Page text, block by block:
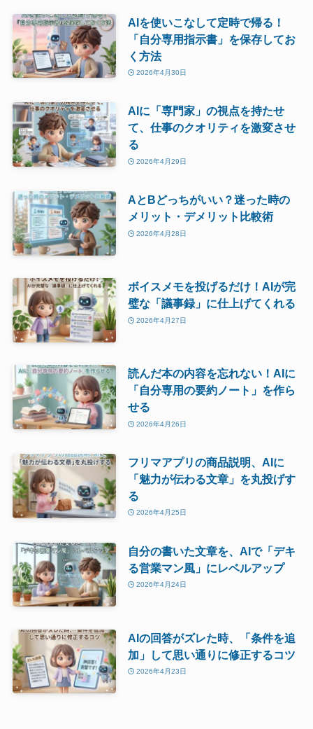
AIを使いこなして定時で帰る！
「自分専用指示書」を保存してお
く方法
2026年4月30日
AIに「専門家」の視点を持たせ
て、仕事のクオリティを激変させ
る
2026年4月29日
AとBどっちがいい？迷った時の
メリット・デメリット比較術
2026年4月28日
ボイスメモを投げるだけ！AIが完
璧な「議事録」に仕上げてくれる
2026年4月27日
読んだ本の内容を忘れない！AIに
「自分専用の要約ノート」を作ら
せる
2026年4月26日
フリマアプリの商品説明、AIに
「魅力が伝わる文章」を丸投げす
る
2026年4月25日
自分の書いた文章を、AIで「デキ
る営業マン風」にレベルアップ
2026年4月24日
AIの回答がズレた時、「条件を追
加」して思い通りに修正するコツ
2026年4月23日